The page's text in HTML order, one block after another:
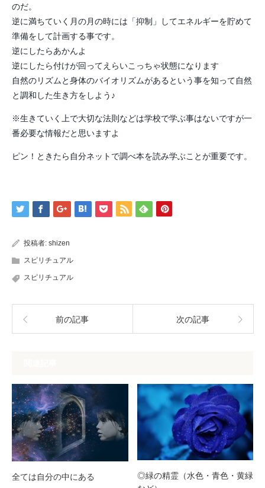
のだ。
逆に満ちていく月の月の時には「抑制」してエネルギーを貯めて
準備をして計画する事です。
逆にしたらあかんよ
逆にしたら付けが回ってえらいこっちゃ状態になります
自然のリズムと身体のバイオリズムがあるという事を知って自然
と調和した生き方をしよう♪
※生きていく上で大切な法則などは学校で学ぶ事はないですが一
番必要な情報だと思いますよ
ピン！ときたら自分ネットで調べ本を読み学ぶことが重要です。
投稿者: shizen
スピリチュアル
スピリチュアル
前の記事 次の記事
全ては自分の中にある
◎緑の精霊（水色・青色・黄緑